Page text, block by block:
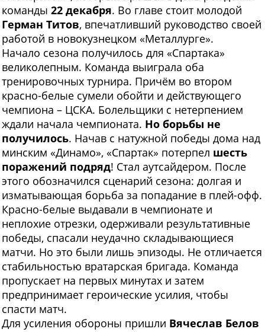
команды 22 декабря. Во главе стоит молодой
Герман Титов, впечатливший руководство своей
работой в новокузнецком «Металлурге».
Начало сезона получилось для «Спартака»
великолепным. Команда выиграла оба
тренировочных турнира. Причём во втором
красно-белые сумели обойти и действующего
чемпиона – ЦСКА. Болельщики с нетерпением
ждали начала чемпионата. Но борьбы не
получилось. Начав с натужной победы дома над
минским «Динамо», «Спартак» потерпел шесть
поражений подряд! Стал аутсайдером. После
этого обозначился сценарий сезона: долгая и
изматывающая борьба за попадание в плей-офф.
Красно-белые выдавали в чемпионате и
неплохие отрезки, одерживали результативные
победы, спасали неудачно складывающиеся
матчи. Но это были лишь эпизоды. Не отличается
стабильностью вратарская бригада. Команда
пропускает на первых минутах и затем
предпринимает героические усилия, чтобы
спасти матч.
Для усиления обороны пришли Вячеслав Белов